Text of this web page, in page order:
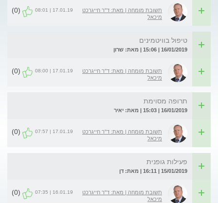
תשובת מומחה | מאת: ד"ר חייגרכט
מיכאל
17.01.19 | 08:01
(0)
טיפול בוויטמינים
16/01/2019 | 15:06 | מאת: שרון
תשובת מומחה | מאת: ד"ר חייגרכט
מיכאל
17.01.19 | 08:00
(0)
תרופה מסוימת
16/01/2019 | 15:03 | מאת: יאיר
תשובת מומחה | מאת: ד"ר חייגרכט
מיכאל
17.01.19 | 07:57
(0)
פעילות גופנית
15/01/2019 | 16:11 | מאת: דן
תשובת מומחה | מאת: ד"ר חייגרכט
מיכאל
16.01.19 | 07:35
(0)